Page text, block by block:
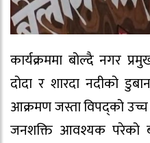
कार्यक्रममा बोल्दै नगर
दोदा र शारदा नदीको
आक्रमण जस्ता विपद्को
जनशक्ति आवश्यक परेको